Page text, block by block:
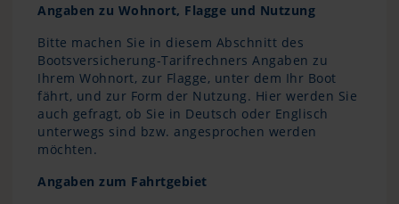
Angaben zu Wohnort, Flagge und Nutzung
Bitte machen Sie in diesem Abschnitt des
Bootsversicherung-Tarifrechners Angaben zu
Ihrem Wohnort, zur Flagge, unter dem Ihr Boot
fährt, und zur Form der Nutzung. Hier werden Sie
auch gefragt, ob Sie in Deutsch oder Englisch
unterwegs sind bzw. angesprochen werden
möchten.
Angaben zum Fahrtgebiet